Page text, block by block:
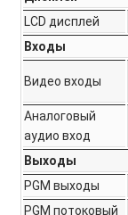
LCD дисплей
Входы
Видео входы
Аналоговый
аудио вход
Выходы
PGM выходы
PGM потоковый